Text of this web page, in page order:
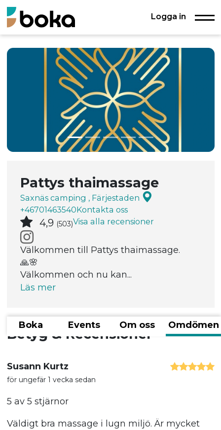
Logga in
Pattys thaimassage
Saxnäs camping , Färjestaden
+46701463540Kontakta oss
4,9 (503)Visa alla recensioner
Välkommen till Pattys thaimassage.
🙏🌸
Välkommen och nu kan...
Läs mer
Boka Events Om oss Omdömen
Betyg & Recensioner
Susann Kurtz
för ungefär 1 vecka sedan
5 av 5 stjärnor
Väldigt bra massage i lugn miljö. Är mycket